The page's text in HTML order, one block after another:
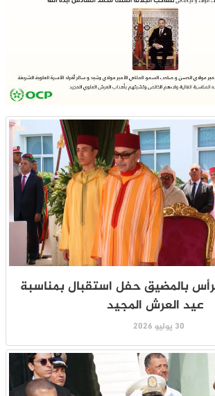
بالمضيق حفل استقبال بمناسبة
عيد العرش المجيد
30 يوليو 2026